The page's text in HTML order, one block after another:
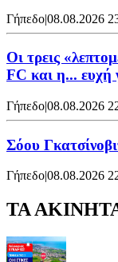
Γήπεδο|08.08.2026
Οι τρεις
FC και η... ευχή
Γήπεδο|08.08.2026
Σόου
Γήπεδο|08.08.2026
ΤΑ